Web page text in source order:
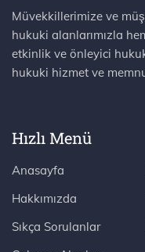
Müvekkillerimize ve
hukuki alanlarımızla
etkinlik ve önleyici
hukuki hizmet ve
Hızlı Menü
Anasayfa
Hakkımızda
Sıkça Sorulanlar